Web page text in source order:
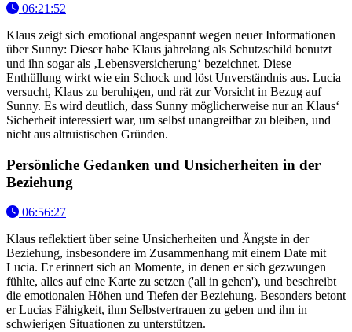
06:21:52
Klaus zeigt sich emotional angespannt wegen neuer Informationen
über Sunny: Dieser habe Klaus jahrelang als Schutzschild benutzt
und ihn sogar als ‚Lebensversicherung‘ bezeichnet. Diese
Enthüllung wirkt wie ein Schock und löst Unverständnis aus. Lucia
versucht, Klaus zu beruhigen, und rät zur Vorsicht in Bezug auf
Sunny. Es wird deutlich, dass Sunny möglicherweise nur an Klaus‘
Sicherheit interessiert war, um selbst unangreifbar zu bleiben, und
nicht aus altruistischen Gründen.
Persönliche Gedanken und Unsicherheiten in der
Beziehung
06:56:27
Klaus reflektiert über seine Unsicherheiten und Ängste in der
Beziehung, insbesondere im Zusammenhang mit einem Date mit
Lucia. Er erinnert sich an Momente, in denen er sich gezwungen
fühlte, alles auf eine Karte zu setzen ('all in gehen'), und beschreibt
die emotionalen Höhen und Tiefen der Beziehung. Besonders betont
er Lucias Fähigkeit, ihm Selbstvertrauen zu geben und ihn in
schwierigen Situationen zu unterstützen.